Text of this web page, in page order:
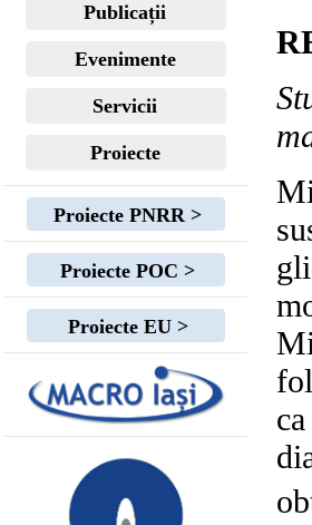
Publicații
Evenimente
Servicii
Proiecte
Proiecte PNRR >
Proiecte POC >
Proiecte EU >